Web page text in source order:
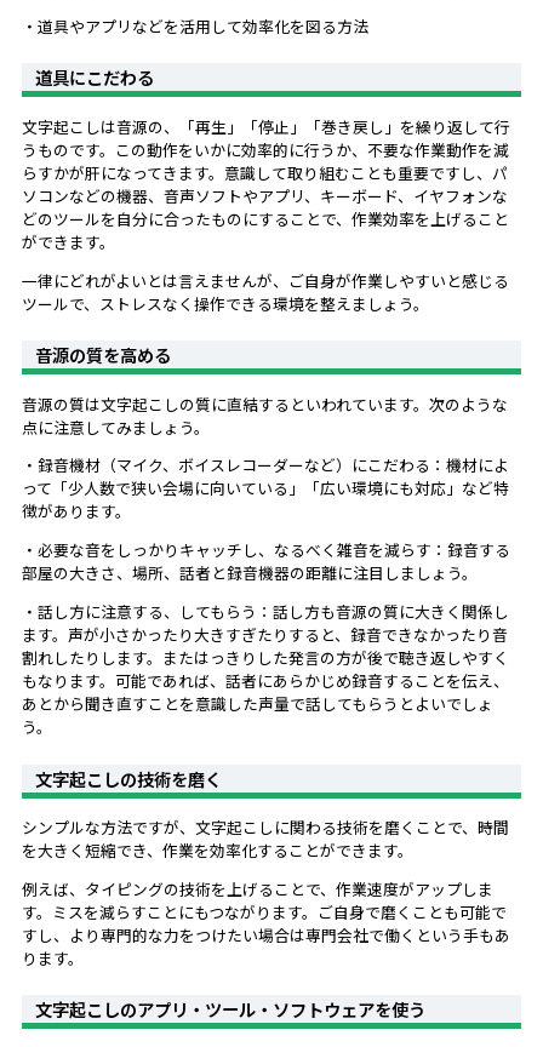
・道具やアプリなどを活用して効率化を図る方法
道具にこだわる
文字起こしは音源の、「再生」「停止」「巻き戻し」を繰り返して行
うものです。この動作をいかに効率的に行うか、不要な作業動作を減
らすかが肝になってきます。意識して取り組むことも重要ですし、パ
ソコンなどの機器、音声ソフトやアプリ、キーボード、イヤフォンな
どのツールを自分に合ったものにすることで、作業効率を上げること
ができます。
一律にどれがよいとは言えませんが、ご自身が作業しやすいと感じる
ツールで、ストレスなく操作できる環境を整えましょう。
音源の質を高める
音源の質は文字起こしの質に直結するといわれています。次のような
点に注意してみましょう。
・録音機材（マイク、ボイスレコーダーなど）にこだわる：機材によ
って「少人数で狭い会場に向いている」「広い環境にも対応」など特
徴があります。
・必要な音をしっかりキャッチし、なるべく雑音を減らす：録音する
部屋の大きさ、場所、話者と録音機器の距離に注目しましょう。
・話し方に注意する、してもらう：話し方も音源の質に大きく関係し
ます。声が小さかったり大きすぎたりすると、録音できなかったり音
割れしたりします。またはっきりした発言の方が後で聴き返しやすく
もなります。可能であれば、話者にあらかじめ録音することを伝え、
あとから聞き直すことを意識した声量で話してもらうとよいでしょ
う。
文字起こしの技術を磨く
シンプルな方法ですが、文字起こしに関わる技術を磨くことで、時間
を大きく短縮でき、作業を効率化することができます。
例えば、タイピングの技術を上げることで、作業速度がアップしま
す。ミスを減らすことにもつながります。ご自身で磨くことも可能で
すし、より専門的な力をつけたい場合は専門会社で働くという手もあ
ります。
文字起こしのアプリ・ツール・ソフトウェアを使う